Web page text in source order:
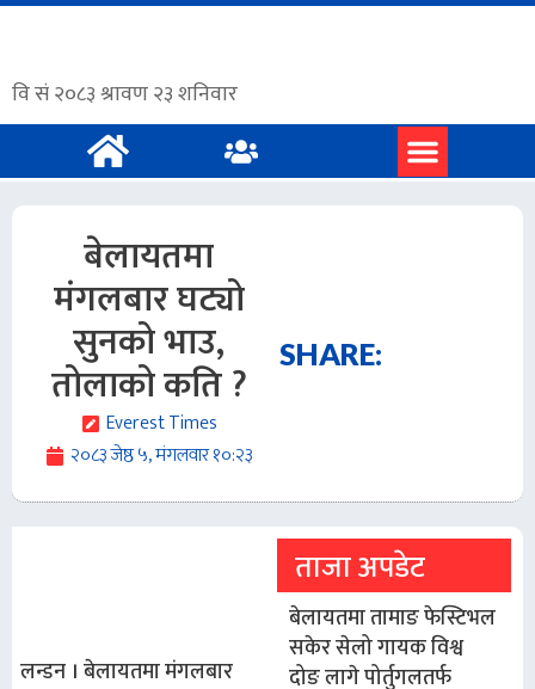
बेलायतमा
मंगलबार घट्यो
सुनको भाउ,
तोलाको कति ?
Everest Times
२०८३ जेष्ठ ५, मंगलवार १०:२३
SHARE:
लन्डन । बेलायतमा मंगलबार
ताजा अपडेट
बेलायतमा तामाङ फेस्टिभल
सकेर सेलो गायक विश्व
दोङ लागे पोर्तुगलतर्फ